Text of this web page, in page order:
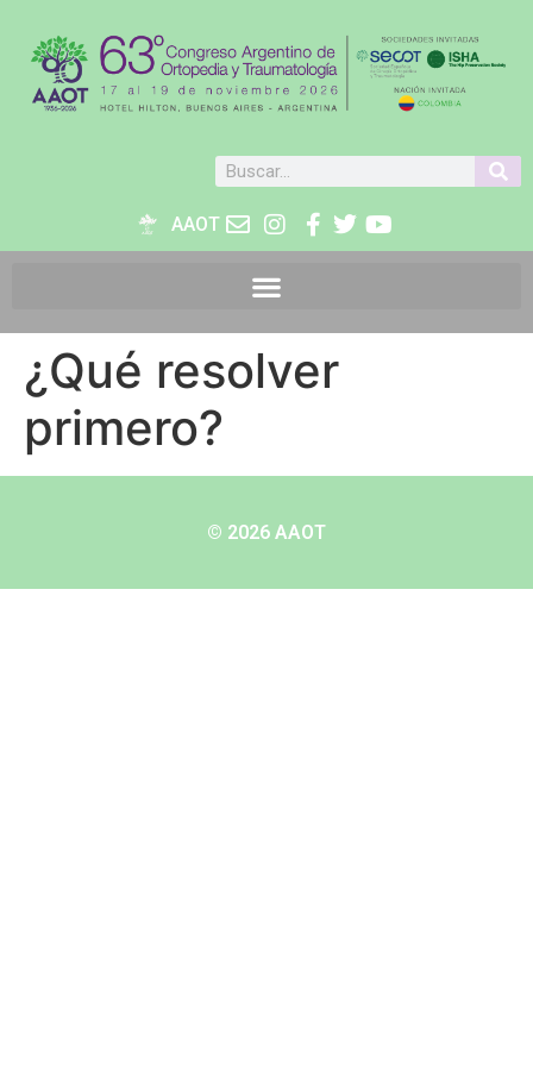
AAOT
¿Qué resolver
primero?
© 2026 AAOT